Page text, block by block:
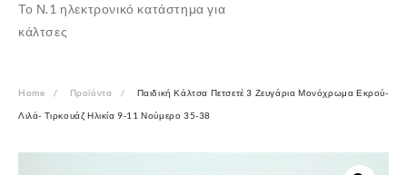
Το Ν.1 ηλεκτρονικό κατάστημα για
κάλτσες
Home Προϊόντα Παιδική Κάλτσα Πετσετέ 3 Ζευγάρια Μονόχρωμα Εκρού-
Λιλά- Τιρκουάζ Ηλικία 9-11 Νούμερο 35-38